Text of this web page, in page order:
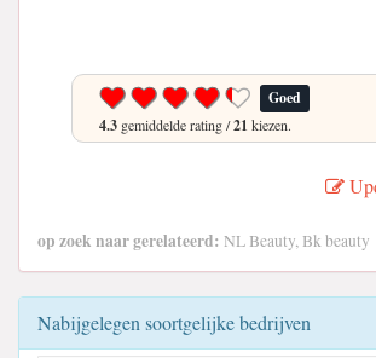
Goed
4.3 gemiddelde rating /21 kiezen.
op zoek naar gerelateerd: NL Beauty, Bk beauty
Nabijgelegen soortgelijke bedrijven